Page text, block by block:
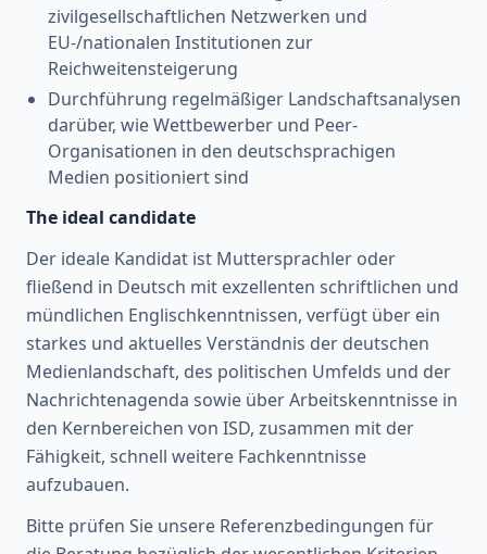
zivilgesellschaftlichen Netzwerken und
EU-/nationalen Institutionen zur
Reichweitensteigerung
Durchführung regelmäßiger Landschaftsanalysen
darüber, wie Wettbewerber und Peer-
Organisationen in den deutschsprachigen
Medien positioniert sind
The ideal candidate
Der ideale Kandidat ist Muttersprachler oder
fließend in Deutsch mit exzellenten schriftlichen und
mündlichen Englischkenntnissen, verfügt über ein
starkes und aktuelles Verständnis der deutschen
Medienlandschaft, des politischen Umfelds und der
Nachrichtenagenda sowie über Arbeitskenntnisse in
den Kernbereichen von ISD, zusammen mit der
Fähigkeit, schnell weitere Fachkenntnisse
aufzubauen.
Bitte prüfen Sie unsere Referenzbedingungen für